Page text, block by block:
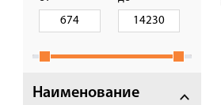
Оплата
Наименование